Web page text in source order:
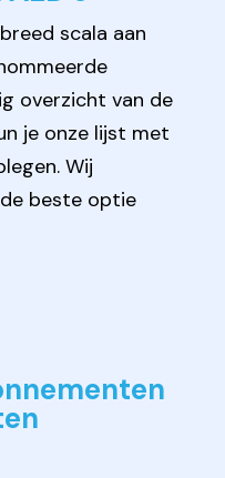
scala aan
overzicht van de
je onze lijst met
Wij
beste optie